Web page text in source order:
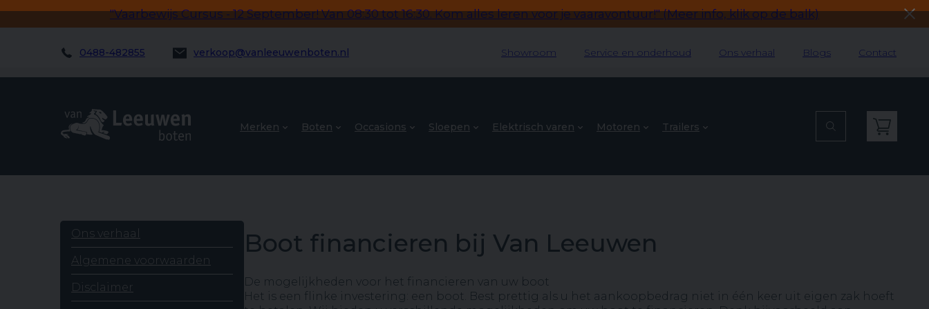
"Vaarbewijs Cursus - 12 September! Van 08:30 tot 16:30. Kom alles leren voor je vaaravontuur!" (Meer info, klik op de balk)
0488-482855 verkoop@vanleeuwenboten.nl Showroom Service en onderhoud Ons verhaal Blogs Contact
Merken Boten Occasions Sloepen Elektrisch varen Motoren Trailers
Ons verhaal
Algemene voorwaarden
Disclaimer
Boot financieren bij Van Leeuwen
De mogelijkheden voor het financieren van uw boot
Het is een flinke investering: een boot. Best prettig als u het aankoopbedrag niet in één keer uit eigen zak hoeft